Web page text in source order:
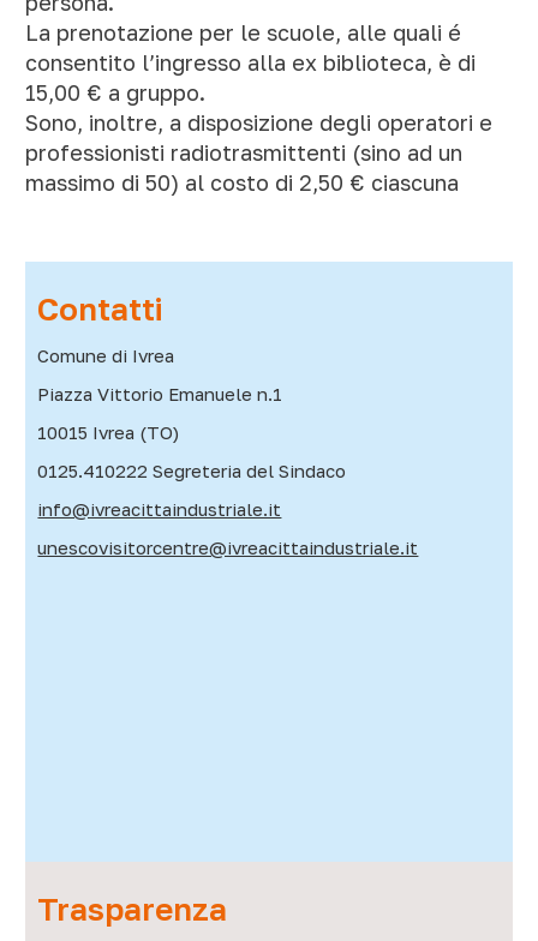
La prenotazione per le scuole, alle quali é
consentito l’ingresso alla ex biblioteca, è di
15,00 € a gruppo.
Sono, inoltre, a disposizione degli operatori e
professionisti radiotrasmittenti (sino ad un
massimo di 50) al costo di 2,50 € ciascuna
Contatti
Comune di Ivrea
Piazza Vittorio Emanuele n.1
10015 Ivrea (TO)
0125.410222 Segreteria del Sindaco
info@ivreacittaindustriale.it
unescovisitorcentre@ivreacittaindustriale.it
Trasparenza